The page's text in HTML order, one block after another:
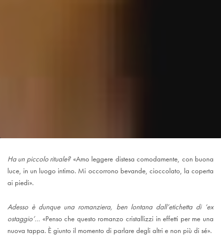
Ha un piccolo rituale?«Amo leggere distesa comodamente, con buona
luce, in un luogo intimo. Mi occorrono bevande, cioccolato, la coperta
ai piedi».
Adesso è dunque una romanziera, ben lontana dall’etichetta di ‘ex
ostaggio’… «Penso che questo romanzo cristallizzi in effetti per me una
nuova tappa. È giunto il momento di parlare degli altri e non più di sé».